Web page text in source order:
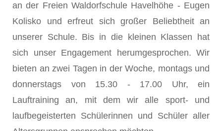
an der Freien Waldorfschule Havelhöhe - Eugen
Kolisko und erfreut sich großer Beliebtheit an
unserer Schule. Bis in die kleinen Klassen hat
sich unser Engagement herumgesprochen. Wir
bieten an zwei Tagen in der Woche, montags und
donnerstags von 15.30 - 17.00 Uhr, ein
Lauftraining an, mit dem wir alle sport- und
laufbegeisterten Schülerinnen und Schüler aller